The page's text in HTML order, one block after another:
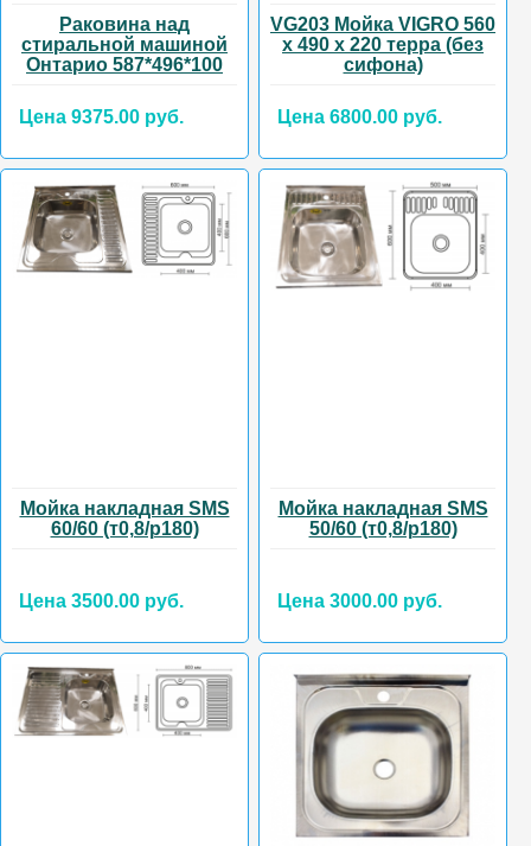
Раковина над
стиральной машиной
Онтарио 587*496*100
Цена 9375.00 руб.
VG203 Мойка VIGRO 560
х 490 х 220 терра (без
сифона)
Цена 6800.00 руб.
Мойка накладная SMS
60/60 (т0,8/р180)
Цена 3500.00 руб.
Мойка накладная SMS
50/60 (т0,8/р180)
Цена 3000.00 руб.